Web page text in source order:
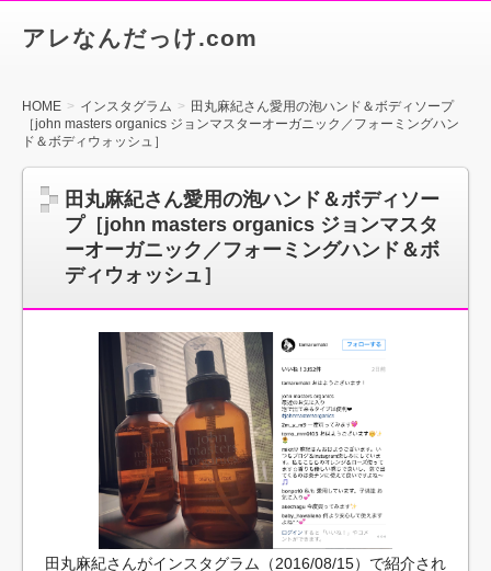
アレなんだっけ.com
HOME インスタグラム
田丸麻紀さん愛用の泡ハンド＆ボディソープ
［john masters organics ジョンマスターオーガニック／フォーミングハン
ド＆ボディウォッシュ］
田丸麻紀さん愛用の泡ハンド＆ボディソー
プ［john masters organics ジョンマスタ
ーオーガニック／フォーミングハンド＆ボ
ディウォッシュ］
田丸麻紀さんがインスタグラム（2016/08/15）で紹介され